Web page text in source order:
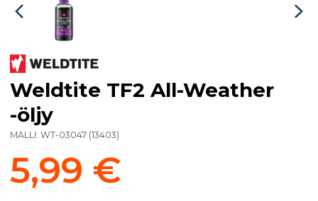
Weldtite TF2 All-Weather
-öljy
MALLI: WT-03047 (13403)
5,99 €